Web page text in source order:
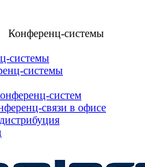
Конференц-системы
системы
системы
систем
связи в офисе